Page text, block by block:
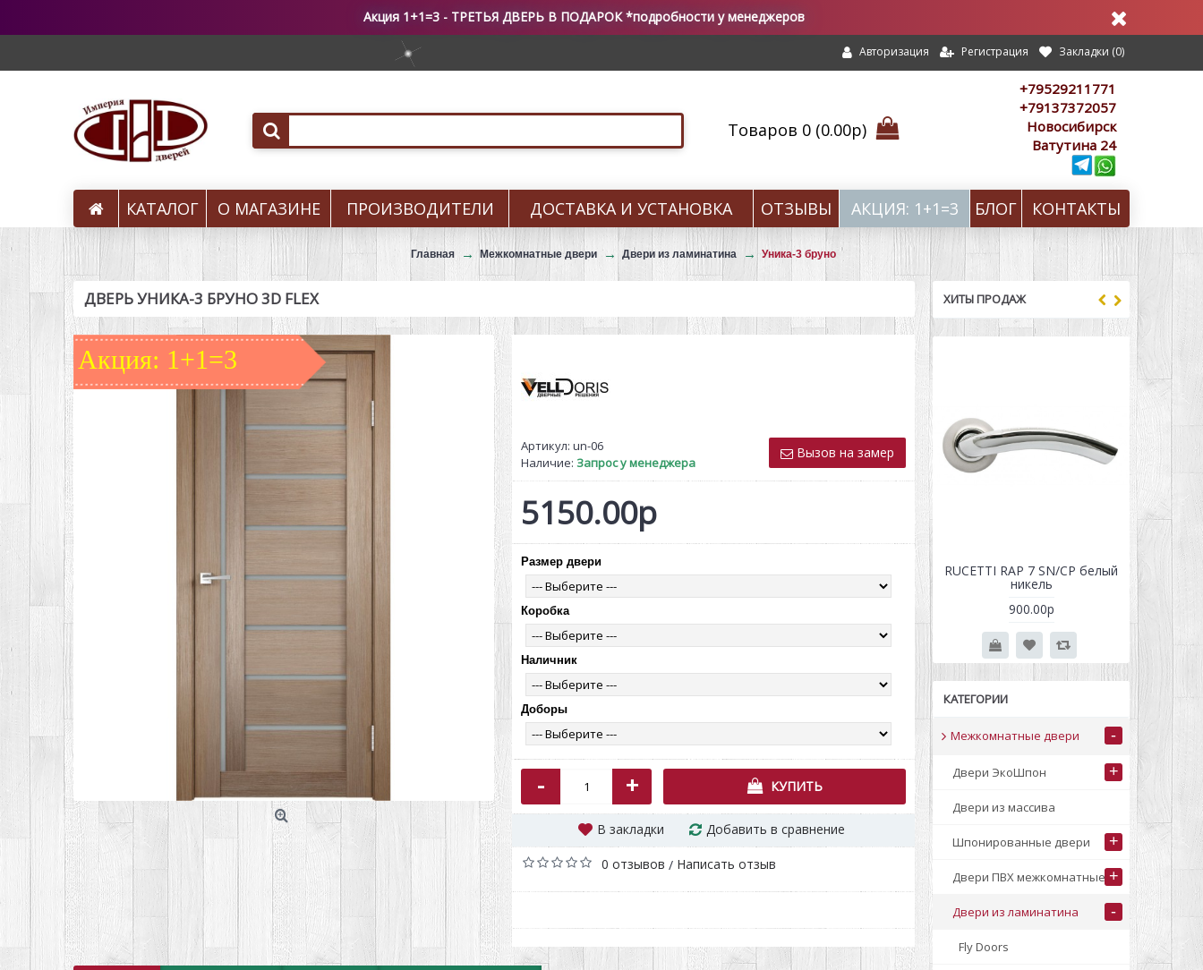
Акция 1+1=3 - ТРЕТЬЯ ДВЕРЬ В ПОДАРОК *подробности у менеджеров
Авторизация Регистрация Закладки (0)
Товаров 0 (0.00р)
+79529211771
+79137372057
Новосибирск
Ватутина 24
КАТАЛОГ О МАГАЗИНЕ ПРОИЗВОДИТЕЛИ ДОСТАВКА И УСТАНОВКА ОТЗЫВЫ АКЦИЯ: 1+1=3 БЛОГ КОНТАКТЫ
Вызов на замер
Главная Межкомнатные двери Двери из ламинатина Уника-3 бруно
ХИТЫ ПРОДАЖ
Т-111 Черный муар/Черный
муар
28440.00р
RUCETTI RAP 7 SN/CP белый
никель
900.00р
КАТЕГОРИИ
Межкомнатные двери -
Двери ЭкоШпон +
Двери из массива
Шпонированные двери +
Двери ПВХ межкомнатные +
Двери из ламинатина -
Fly Doors
ДВЕРЬ УНИКА-3 БРУНО 3D FLEX
Акция: 1+1=3
Вызов на замер
Артикул: un-06
Наличие: Запрос у менеджера
5150.00р
Размер двери
Коробка
Наличник
Доборы
- + КУПИТЬ
В закладки Добавить в сравнение
0 отзывов / Написать отзыв